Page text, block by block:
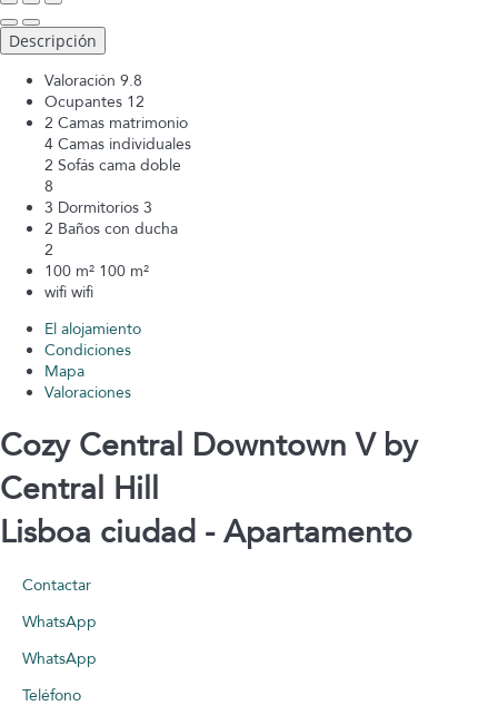
Descripción
Valoración 9.8
Ocupantes 12
2 Camas matrimonio
4 Camas individuales
2 Sofás cama doble
8
3 Dormitorios 3
2 Baños con ducha
2
100 m² 100 m²
wifi wifi
El alojamiento
Condiciones
Mapa
Valoraciones
Cozy Central Downtown V by
Central Hill
Lisboa ciudad -Apartamento
Contactar
WhatsApp
WhatsApp
Teléfono